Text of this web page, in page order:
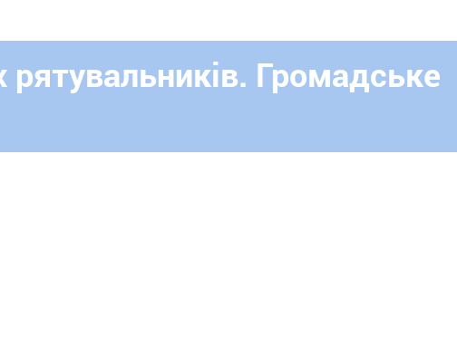
рятувальників. Громадське